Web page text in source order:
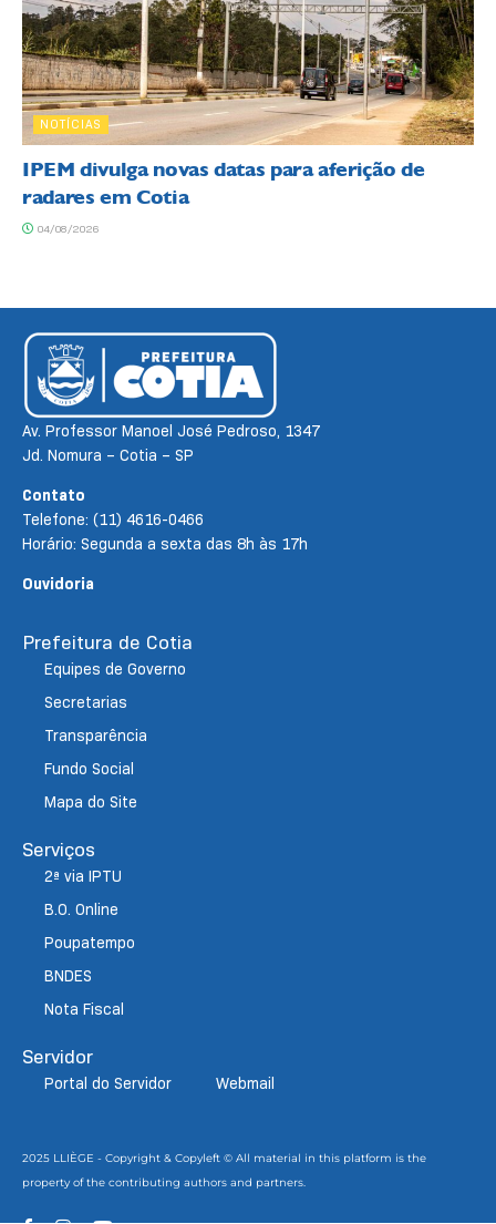
NOTÍCIAS
IPEM divulga novas datas para aferição de
radares em Cotia
04/08/2026
Av. Professor Manoel José Pedroso, 1347
Jd. Nomura – Cotia – SP
Contato
Telefone: (11) 4616-0466
Horário: Segunda a sexta das 8h às 17h
Ouvidoria
Prefeitura de Cotia
Equipes de Governo
Secretarias
Transparência
Fundo Social
Mapa do Site
Serviços
2ª via IPTU
B.O. Online
Poupatempo
BNDES
Nota Fiscal
Servidor
Portal do Servidor Webmail
2025 LLIÈGE - Copyright & Copyleft © All material in this platform is the
property of the contributing authors and partners.